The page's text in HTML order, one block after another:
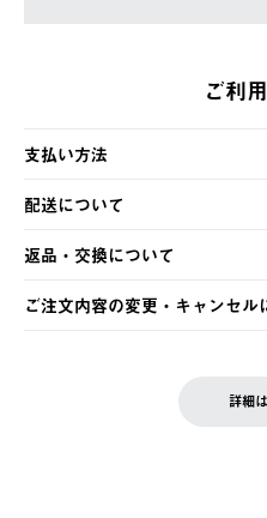
ご利
支払い方法
以下のいずれかの方法でお支払
・クレジットカード決済
・コンビニ決済
・Pay-easy決済
配送について
【発送スケジュール】
ご注文・ご入金完了より2営業
土日祝の発送はございませんの
の発送となる場合がございます。
返品・交換について
※お客様都合の場合
お客様都合の返品にかかる送
ご注文内容の変更・キャンセル
LOGOS FAMILY会員の方は、
詳細